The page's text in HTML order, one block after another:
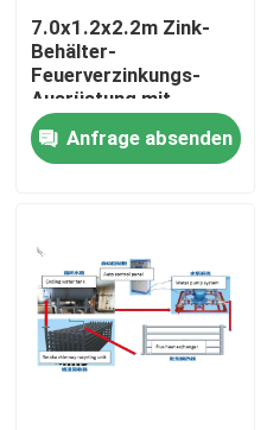
Zu Hause
Über uns
Werksbesichtigung
7.0x1.2x2.2m Zink-
Behälter-
Feuerverzinkungs-
Ausrüstung mit
Umweltschutz-System
Anfrage absenden